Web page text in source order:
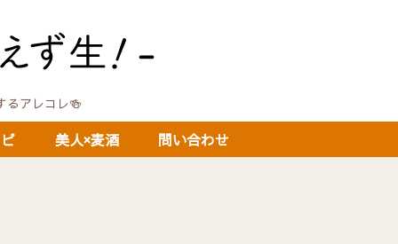
アレコレ🍻
美人×麦酒 問い合わせ